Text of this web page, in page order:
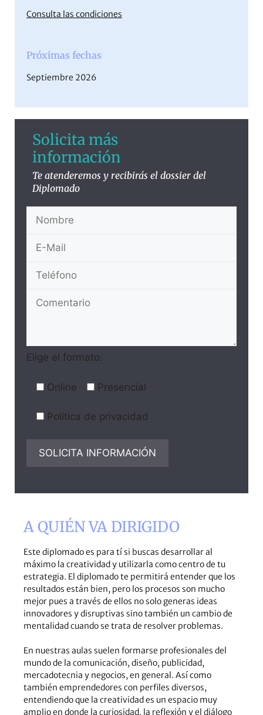
Consulta las condiciones
Próximas fechas
Septiembre 2026
Solicita más
información
Te atenderemos y recibirás el dossier del
Diplomado
Elige el formato:
Online Presencial
Política de privacidad
A QUIÉN VA DIRIGIDO
Este diplomado es para tí si buscas desarrollar al
máximo la creatividad y utilizarla como centro de tu
estrategia. El diplomado te permitirá entender que los
resultados están bien, pero los procesos son mucho
mejor pues a través de ellos no solo generas ideas
innovadores y disruptivas sino también un cambio de
mentalidad cuando se trata de resolver problemas.
En nuestras aulas suelen formarse profesionales del
mundo de la comunicación, diseño, publicidad,
mercadotecnia y negocios, en general. Así como
también emprendedores con perfiles diversos,
entendiendo que la creatividad es un espacio muy
amplio en donde la curiosidad, la reflexión y el diálogo